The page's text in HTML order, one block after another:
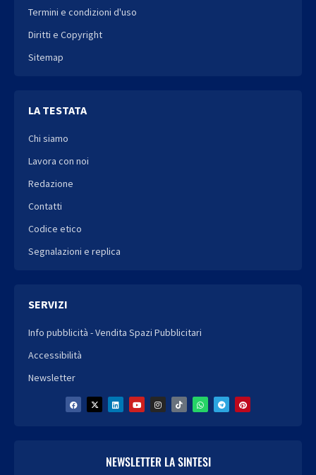
Termini e condizioni d'uso
Diritti e Copyright
Sitemap
LA TESTATA
Chi siamo
Lavora con noi
Redazione
Contatti
Codice etico
Segnalazioni e replica
SERVIZI
Info pubblicità - Vendita Spazi Pubblicitari
Accessibilità
Newsletter
NEWSLETTER LA SINTESI